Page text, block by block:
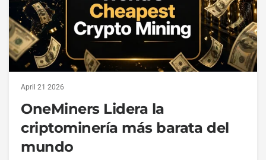
April 21 2026
OneMiners Lidera la
criptominería más barata del
mundo